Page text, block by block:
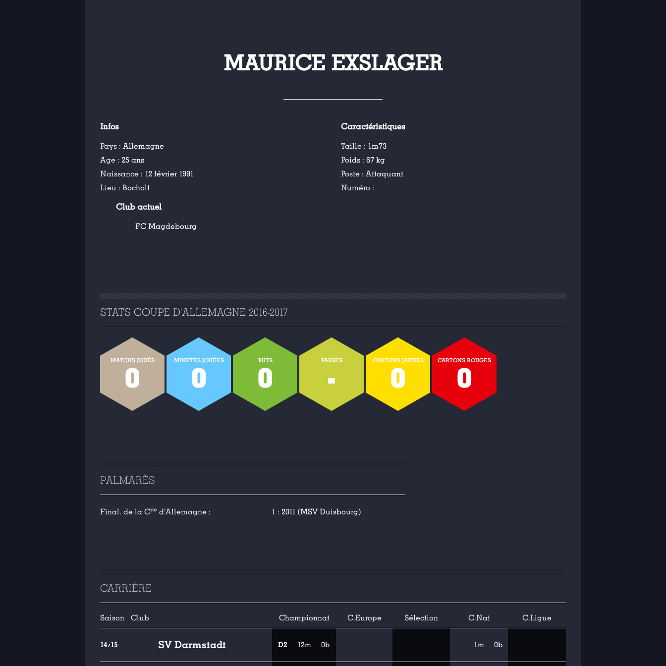
MAURICE EXSLAGER
Infos
Pays : Allemagne
Age : 25 ans
Naissance : 12 février 1991
Lieu : Bocholt
Caractéristiques
Taille : 1m73
Poids :67 kg
Poste :Attaquant
Numéro :
Club actuel
FC Magdebourg
STATS COUPE D'ALLEMAGNE 2016-2017
MATCHS JOUÉS
0
MINUTES JOUÉES
0
BUTS
0
PASSES
-
CARTONS JAUNES
0
CARTONS ROUGES
0
PALMARÈS
Final. de la Cpe d'Allemagne : 1 : 2011 (MSV Duisbourg)
CARRIÈRE
Saison Club Championnat C.Europe Sélection C.Nat C.Ligue
14/15 SV Darmstadt D2 12m 0b 1m 0b